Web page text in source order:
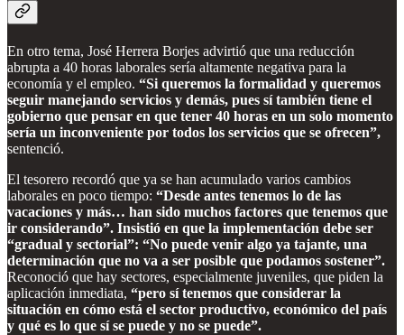
En otro tema, José Herrera Borjes advirtió que una reducción
abrupta a 40 horas laborales sería altamente negativa para la
economía y el empleo. “Si queremos la formalidad y queremos
seguir manejando servicios y demás, pues sí también tiene el
gobierno que pensar en que tener 40 horas en un solo momento
sería un inconveniente por todos los servicios que se ofrecen”,
sentenció.
El tesorero recordó que ya se han acumulado varios cambios
laborales en poco tiempo: “Desde antes tenemos lo de las
vacaciones y más… han sido muchos factores que tenemos que
ir considerando”. Insistió en que la implementación debe ser
“gradual y sectorial”: “No puede venir algo ya tajante, una
determinación que no va a ser posible que podamos sostener”.
Reconoció que hay sectores, especialmente juveniles, que piden la
aplicación inmediata, “pero sí tenemos que considerar la
situación en cómo está el sector productivo, económico del país
y qué es lo que sí se puede y no se puede”.